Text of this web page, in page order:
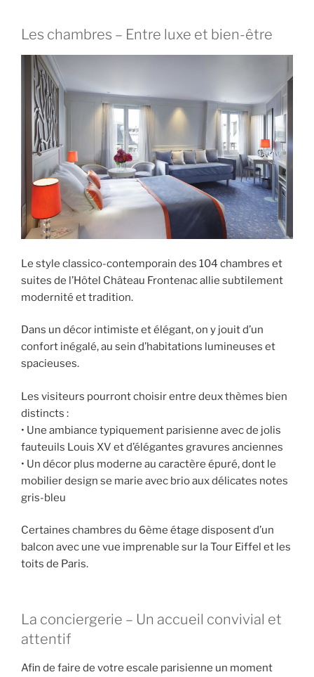
Les chambres – Entre luxe et bien-être
Le style classico-contemporain des 104 chambres et
suites de l’Hôtel Château Frontenac allie subtilement
modernité et tradition.
Dans un décor intimiste et élégant, on y jouit d’un
confort inégalé, au sein d’habitations lumineuses et
spacieuses.
Les visiteurs pourront choisir entre deux thèmes bien
distincts :
• Une ambiance typiquement parisienne avec de jolis
fauteuils Louis XV et d’élégantes gravures anciennes
• Un décor plus moderne au caractère épuré, dont le
mobilier design se marie avec brio aux délicates notes
gris-bleu
Certaines chambres du 6ème étage disposent d’un
balcon avec une vue imprenable sur la Tour Eiffel et les
toits de Paris.
La conciergerie – Un accueil convivial et
attentif
Afin de faire de votre escale parisienne un moment